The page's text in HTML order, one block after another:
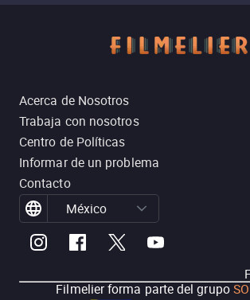
Acerca de Nosotros
Trabaja con nosotros
Centro de Políticas
Informar de un problema
Contacto
México
Filmelier forma parte del grupo